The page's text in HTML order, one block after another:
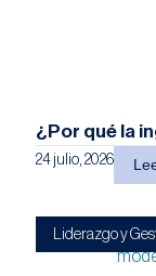
¿Por qué la
24 julio, 2026
Liderazgo y